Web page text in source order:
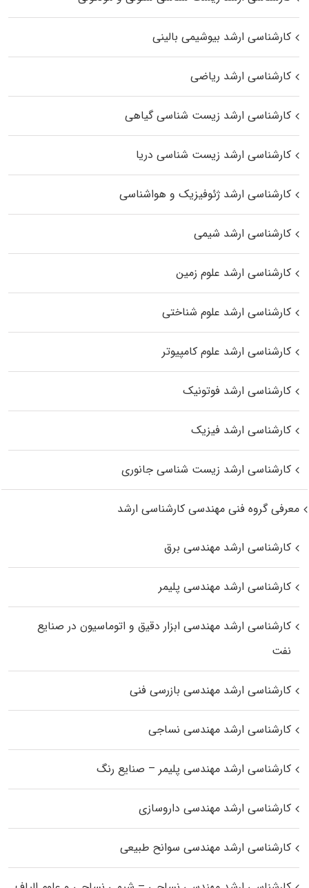
کارشناسی ارشد بیوشیمی بالینی
کارشناسی ارشد ریاضی
کارشناسی ارشد زیست‌ شناسی گیاهی
کارشناسی ارشد زیست‌ شناسی دریا
کارشناسی ارشد ژئوفیزیک و هواشناسی
کارشناسی ارشد شیمی
کارشناسی ارشد علوم زمین
کارشناسی ارشد علوم شناختی
کارشناسی ارشد علوم کامپیوتر
کارشناسی ارشد فوتونیک
کارشناسی ارشد فیزیک
کارشناسی ارشد زیست‌ شناسی جانوری
معرفی گروه فنی مهندسی کارشناسی ارشد
کارشناسی ارشد مهندسی برق
کارشناسی ارشد مهندسی پلیمر
کارشناسی ارشد مهندسی ابزار دقیق و اتوماسیون در صنایع
نفت
کارشناسی ارشد مهندسی بازرسی فنی
کارشناسی ارشد مهندسی نساجی
کارشناسی ارشد مهندسی پلیمر – صنایع رنگ
کارشناسی ارشد مهندسی داروسازی
کارشناسی ارشد مهندسی سوانح طبیعی